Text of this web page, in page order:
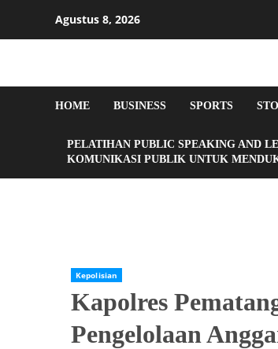
Agustus 8, 2026
HOME BUSINESS SPORTS
PELATIHAN PUBLIC SPEAKING AND
KOMUNIKASI PUBLIK UNTUK
Kepolisian
Kapolres
Pengelolaan